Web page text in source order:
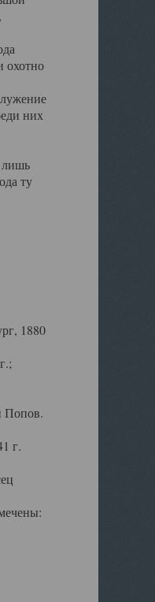
охотно
них
лишь
ту
1880
Попов.
г.